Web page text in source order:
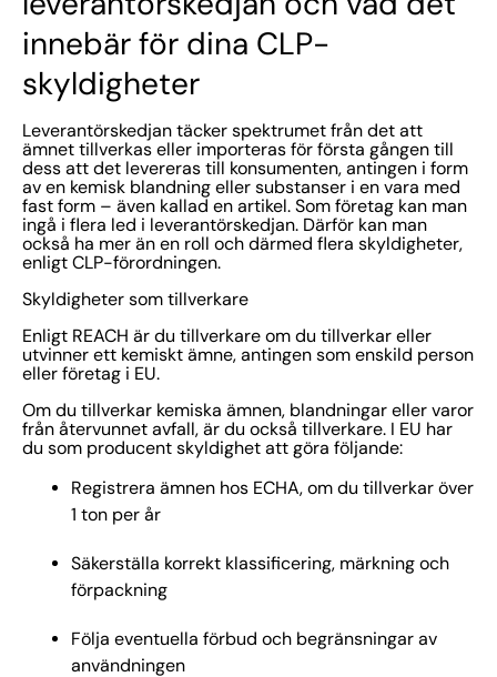
innebär för dina CLP-
skyldigheter
Leverantörskedjan täcker spektrumet från det att
ämnet tillverkas eller importeras för första gången till
dess att det levereras till konsumenten, antingen i form
av en kemisk blandning eller substanser i en vara med
fast form – även kallad en artikel. Som företag kan man
ingå i flera led i leverantörskedjan. Därför kan man
också ha mer än en roll och därmed flera skyldigheter,
enligt CLP-förordningen.
Skyldigheter som tillverkare
Enligt REACH är du tillverkare om du tillverkar eller
utvinner ett kemiskt ämne, antingen som enskild person
eller företag i EU.
Om du tillverkar kemiska ämnen, blandningar eller varor
från återvunnet avfall, är du också tillverkare. I EU har
du som producent skyldighet att göra följande:
Registrera ämnen hos ECHA, om du tillverkar över
1 ton per år
Säkerställa korrekt klassificering, märkning och
förpackning
Följa eventuella förbud och begränsningar av
användningen